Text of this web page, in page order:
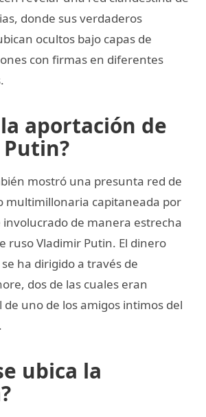
donde sus verdaderos
ocultos bajo capas de
con firmas en diferentes
aportación de
mostró una presunta red de
multimillonaria capitaneada por
involucrado de manera estrecha
ruso Vladimir Putin. El dinero
ha dirigido a través de
dos de las cuales eran
de uno de los amigos intimos del
ubica la